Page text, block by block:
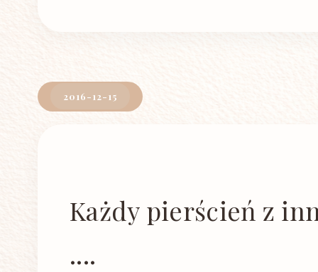
2016-12-15
Każdy pierścień z
....